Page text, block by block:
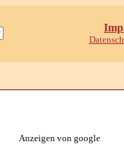
Anzeigen von google